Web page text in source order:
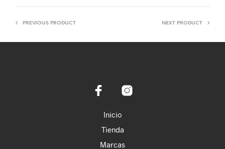
PREVIOUS PRODUCT NEXT PRODUCT
Inicio
Tienda
Marcas